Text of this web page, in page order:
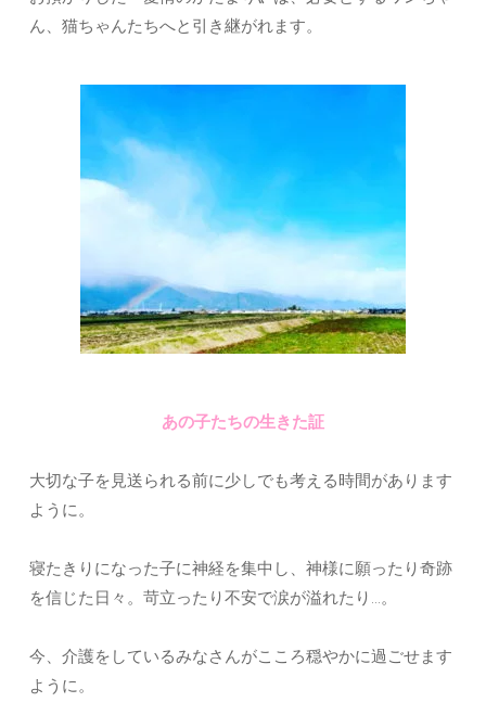
ん、猫ちゃんたちへと引き継がれます。
あの子たちの生きた証
大切な子を見送られる前に少しでも考える時間があります
ように。
寝たきりになった子に神経を集中し、神様に願ったり奇跡
を信じた日々。苛立ったり不安で涙が溢れたり…。
今、介護をしているみなさんがこころ穏やかに過ごせます
ように。